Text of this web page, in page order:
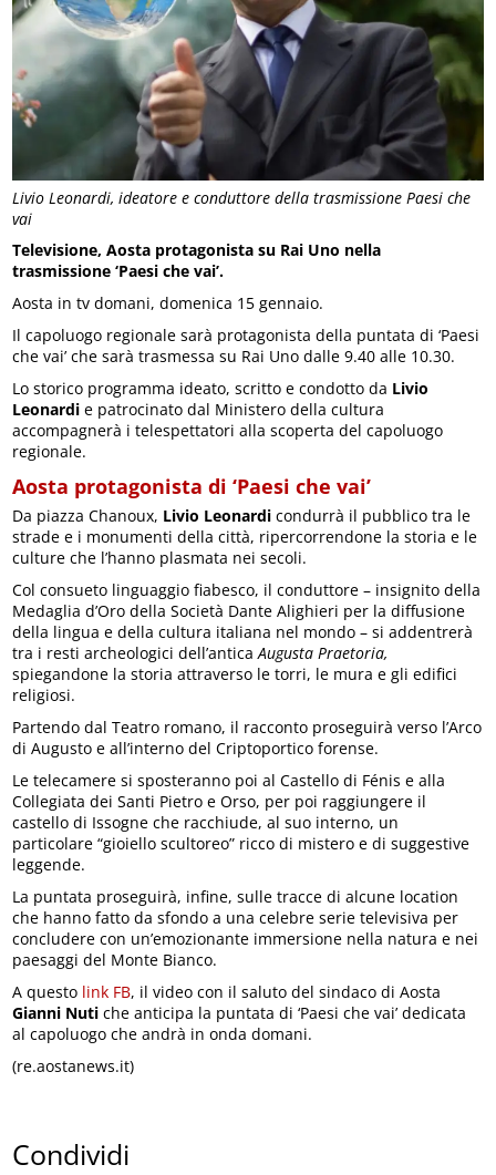
Livio Leonardi, ideatore e conduttore della trasmissione Paesi che
vai
Televisione, Aosta protagonista su Rai Uno nella
trasmissione ‘Paesi che vai’.
Aosta in tv domani, domenica 15 gennaio.
Il capoluogo regionale sarà protagonista della puntata di ‘Paesi
che vai’ che sarà trasmessa su Rai Uno dalle 9.40 alle 10.30.
Lo storico programma ideato, scritto e condotto da Livio
Leonardi e patrocinato dal Ministero della cultura
accompagnerà i telespettatori alla scoperta del capoluogo
regionale.
Aosta protagonista di ‘Paesi che vai’
Da piazza Chanoux, Livio Leonardi condurrà il pubblico tra le
strade e i monumenti della città, ripercorrendone la storia e le
culture che l’hanno plasmata nei secoli.
Col consueto linguaggio fiabesco, il conduttore – insignito della
Medaglia d’Oro della Società Dante Alighieri per la diffusione
della lingua e della cultura italiana nel mondo – si addentrerà
tra i resti archeologici dell’anticaAugusta Praetoria,
spiegandone la storia attraverso le torri, le mura e gli edifici
religiosi.
Partendo dal Teatro romano, il racconto proseguirà verso l’Arco
di Augusto e all’interno del Criptoportico forense.
Le telecamere si sposteranno poi al Castello di Fénis e alla
Collegiata dei Santi Pietro e Orso, per poi raggiungere il
castello di Issogne che racchiude, al suo interno, un
particolare “gioiello scultoreo” ricco di mistero e di suggestive
leggende.
La puntata proseguirà, infine, sulle tracce di alcune location
che hanno fatto da sfondo a una celebre serie televisiva per
concludere con un’emozionante immersione nella natura e nei
paesaggi del Monte Bianco.
A questo link FB, il video con il saluto del sindaco di Aosta
Gianni Nuti che anticipa la puntata di ‘Paesi che vai’ dedicata
al capoluogo che andrà in onda domani.
(re.aostanews.it)
Condividi